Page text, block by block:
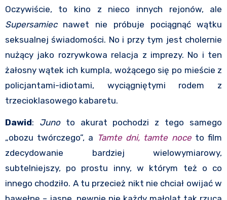
Oczywiście, to kino z nieco innych rejonów, ale
Supersamiecnawet nie próbuje pociągnąć wątku
seksualnej świadomości. No i przy tym jest cholernie
nużący jako rozrywkowa relacja z imprezy. No i ten
żałosny wątek ich kumpla, wożącego się po mieście z
policjantami-idiotami, wyciągniętymi rodem z
trzecioklasowego kabaretu.
Dawid: Junoto akurat pochodzi z tego samego
„obozu twórczego”, a Tamte dni, tamte noceto film
zdecydowanie bardziej wielowymiarowy,
subtelniejszy, po prostu inny, w którym też o co
innego chodziło. A tu przecież nikt nie chciał owijać w